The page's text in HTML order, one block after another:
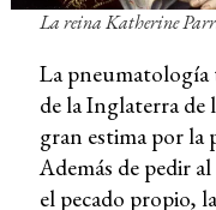
La reina Katherine
La pneumatología
de la Inglaterra de
gran estima por la
Además de pedir
el pecado propio,